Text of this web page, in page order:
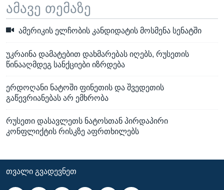
ამავე თემაზე
ამერიკის ელჩობის კანდიდატის მოსმენა სენატში
უკრაინა დამატებით დახმარებას იღებს, რუსეთის
წინააღმდეგ სანქციები იზრდება
ერდოღანი ნატოში ფინეთის და შვედეთის
გაწევრიანებას არ ემხრობა
რუსეთი დასავლეთს ნატოსთან პირდაპირი
კონფლიქტის რისკზე აფრთხილებს
ᲗᲕᲐᲚᲘ ᲒᲕᲐᲓᲔᲕᲜᲔᲗ